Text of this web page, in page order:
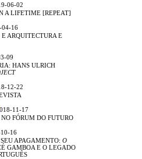
06-02
A LIFETIME [REPEAT]
04-16
ARQUITECTURA E
09
HANS ULRICH
12-22
11-17
FÓRUM DO FUTURO
16
APAGAMENTO: O
GAMBOA E O LEGADO